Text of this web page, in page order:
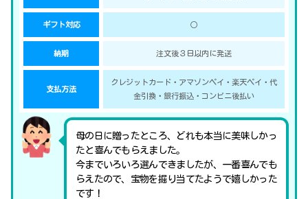
ギフト対応 ○
納期 注文後３日以内に発送
支払方法
クレジットカード・アマゾンペイ・楽天ペイ・代
金引換・銀行振込・コンビニ後払い
母の日に贈ったところ、どれも本当に美味しかっ
たと喜んでもらえました。
今までいろいろ選んできましたが、一番喜んでも
らえたので、宝物を掘り当てたようで嬉しかった
です！